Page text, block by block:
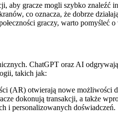
aby gracze mogli szybko znaleźć
co oznacza, że dobrze
graczy, warto pomyśleć
ChatGPT oraz AI
takich jak:
(AR) otwierają nowe możliwości
dokonują transakcji, a także
i personalizowanych doświadczeń.